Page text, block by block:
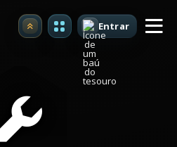
Atualizar Entrar